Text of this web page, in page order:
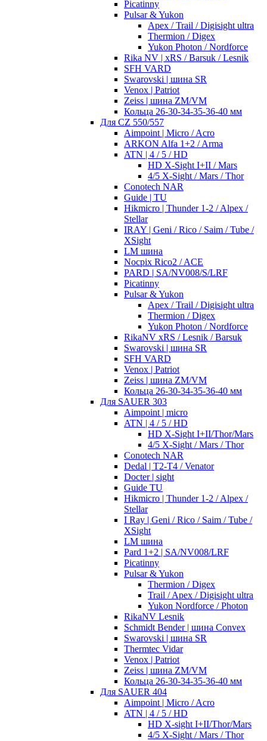
Picatinny
Pulsar & Yukon
Apex / Trail / Digisight ultra
Thermion / Digex
Yukon Photon / Nordforce
Rika NV | xRS / Barsuk / Lesnik
SFH VARD
Swarovski | шина SR
Venox | Patriot
Zeiss | шина ZM/VM
Кольца 26-30-34-35-36-40 мм
Для CZ 550/557
Aimpoint | Micro / Acro
ARKON Alfa 1+2 / Arma
ATN | 4 / 5 / HD
HD X-Sight I+II / Mars
4/5 X-Sight / Mars / Thor
Conotech NAR
Guide | TU
Hikmicro | Thunder 1-2 / Alpex /
Stellar
IRAY | Geni / Rico / Saim / Tube /
XSight
LM шина
Nocpix Rico2 / ACE
PARD | SA/NV008/S/LRF
Picatinny
Pulsar & Yukon
Apex / Trail / Digisight ultra
Thermion / Digex
Yukon Photon / Nordforce
RikaNV xRS / Lesnik / Barsuk
Swarovski | шина SR
SFH VARD
Venox | Patriot
Zeiss | шина ZM/VM
Кольца 26-30-34-35-36-40 мм
Для SAUER 303
Aimpoint | micro
ATN | 4 / 5 / HD
HD X-Sight I+II/Thor/Mars
4/5 X-Sight / Mars / Thor
Conotech NAR
Dedal | T2-T4 / Venator
Docter | sight
Guide TU
Hikmicro | Thunder 1-2 / Alpex /
Stellar
I Ray | Geni / Rico / Saim / Tube /
XSight
LM шина
Pard 1+2 | SA/NV008/LRF
Picatinny
Pulsar & Yukon
Thermion / Digex
Trail / Apex / Digisight ultra
Yukon Nordforce / Photon
RikaNV Lesnik
Schmidt Bender | шина Convex
Swarovski | шина SR
Thermtec Vidar
Venox | Patriot
Zeiss | шина ZM/VM
Кольца 26-30-34-35-36-40 мм
Для SAUER 404
Aimpoint | Micro / Acro
ATN | 4 / 5 / HD
HD X-sight I+II/Thor/Mars
4/5 X-Sight / Mars / Thor